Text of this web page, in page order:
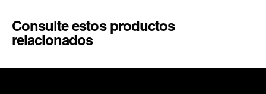
Consulte estos productos
relacionados